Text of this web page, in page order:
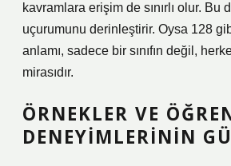
kavramlara erişim de sınırlı olur. Bu
uçurumunu derinleştirir. Oysa 128
anlamı, sadece bir sınıfın değil,
mirasıdır.
ÖRNEKLER VE
DENEYIMLERININ